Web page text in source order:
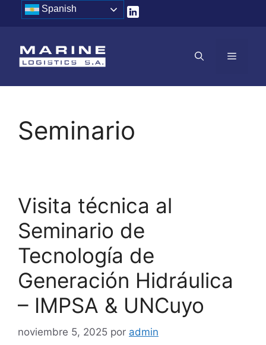
Saltar
MENÚ
Seminario
Visita técnica al
Seminario de
Tecnología de
Generación Hidráulica
– IMPSA & UNCuyo
noviembre 5, 2025 por admin
Spanish